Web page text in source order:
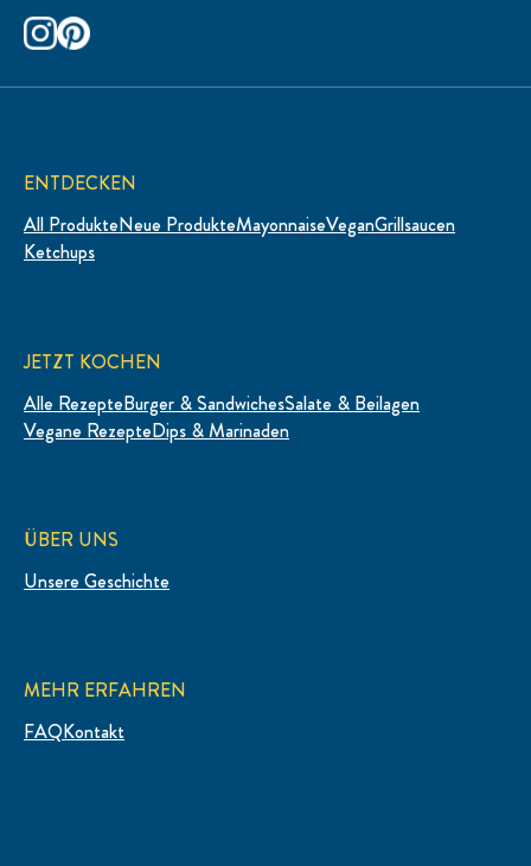
ENTDECKEN
All ProdukteNeue ProdukteMayonnaiseVeganGrillsaucen
Ketchups
JETZT KOCHEN
Alle RezepteBurger & SandwichesSalate & Beilagen
Vegane RezepteDips & Marinaden
ÜBER UNS
Unsere Geschichte
MEHR ERFAHREN
FAQKontakt